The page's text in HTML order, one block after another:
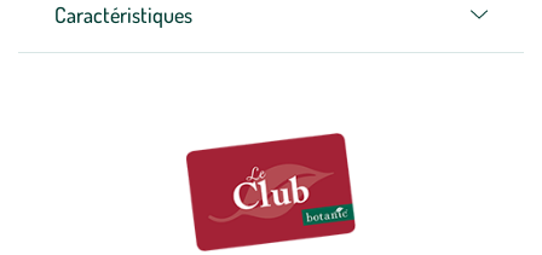
Caractéristiques